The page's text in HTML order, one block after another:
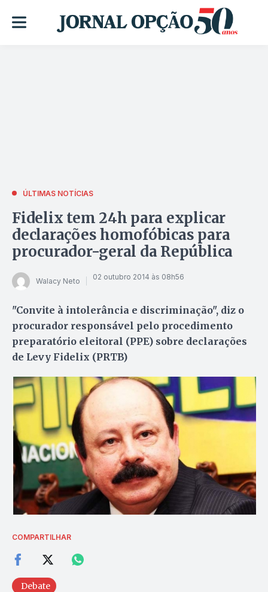
ÚLTIMAS NOTÍCIAS
Fidelix tem 24h para explicar
declarações homofóbicas para
procurador-geral da República
Walacy Neto 02 outubro 2014 às 08h56
"Convite à intolerância e discriminação", diz o
procurador responsável pelo procedimento
preparatório eleitoral (PPE) sobre declarações
de Levy Fidelix (PRTB)
COMPARTILHAR
Debate